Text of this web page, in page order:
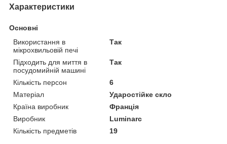
Характеристики
Основні
Використання в
мікрохвильовій печі
Так
Підходить для миття в
посудомийній машині
Так
Кількість персон
6
Матеріал
Ударостійке скло
Країна виробник
Франція
Виробник
Luminarc
Кількість предметів
19